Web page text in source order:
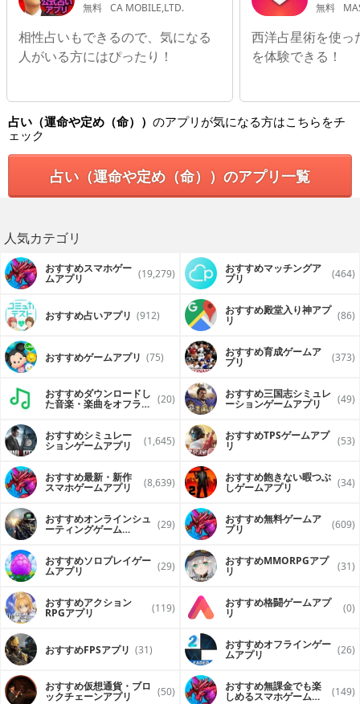
無料 CA MOBILE,LTD.
相性占いもできるので、気になる
人がいる方にはぴったり！
無料
西洋占星術を使っ
を体験できる！
占い（運命や定め（命）） のアプリが気になる方はこちらをチ
ェック
占い（運命や定め（命））のアプリ一覧
人気カテゴリ
おすすめスマホゲー
ムアプリ (19,279) おすすめマッチングア
プリ (464)
おすすめ占いアプリ (912) おすすめ殿堂入り神アプ
リ (86)
おすすめゲームアプリ (75) おすすめ育成ゲームア
プリ (373)
おすすめダウンロードし
た音楽・楽曲をオフライ (20) おすすめ三国志シミュレ
ーションゲームアプリ (49)
おすすめシミュレー
ションゲームアプリ (1,645) おすすめTPSゲームアプ
リ (53)
おすすめ最新・新作
スマホゲームアプリ (8,639) おすすめ飽きない暇つぶ
しゲームアプリ (34)
おすすめオンラインシュ
ーティングゲーム (29) おすすめ無料ゲームア
プリ (609)
おすすめソロプレイゲー
ムアプリ (29) おすすめ MMORPGアプ
リ (31)
おすすめアクション
RPGアプリ (119) おすすめ格闘ゲームアプ
リ (0)
おすすめFPSアプリ (31) おすすめオフラインゲー
ムアプリ (26)
おすすめ仮想通貨・ブロ
ックチェーンアプリ (50) おすすめ無課金でも楽
しめるスマホゲームア (149)